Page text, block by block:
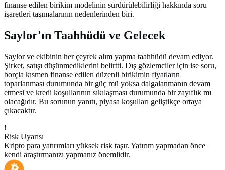
finanse edilen birikim modelinin sürdürülebilirliği hakkında soru
işaretleri taşımalarının nedenlerinden biri.
Saylor'ın Taahhüdü ve Gelecek
Saylor ve ekibinin her çeyrek alım yapma taahhüdü devam ediyor.
Şirket, satışı düşünmediklerini belirtti. Dış gözlemciler için ise soru,
borçla kısmen finanse edilen düzenli birikimin fiyatların
toparlanması durumunda bir güç mü yoksa dalgalanmanın devam
etmesi ve kredi koşullarının sıkılaşması durumunda bir zayıflık mı
olacağıdır. Bu sorunun yanıtı, piyasa koşulları geliştikçe ortaya
çıkacaktır.
!
Risk Uyarısı
Kripto para yatırımları yüksek risk taşır. Yatırım yapmadan önce
kendi araştırmanızı yapmanız önemlidir.